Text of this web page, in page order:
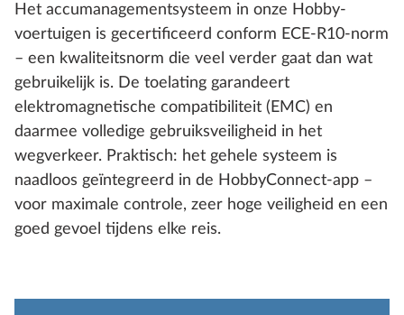
Het accumanagementsysteem in onze Hobby-
voertuigen is gecertificeerd conform ECE-R10-norm
– een kwaliteitsnorm die veel verder gaat dan wat
gebruikelijk is. De toelating garandeert
elektromagnetische compatibiliteit (EMC) en
daarmee volledige gebruiksveiligheid in het
wegverkeer. Praktisch: het gehele systeem is
naadloos geïntegreerd in de HobbyConnect-app –
voor maximale controle, zeer hoge veiligheid en een
goed gevoel tijdens elke reis.